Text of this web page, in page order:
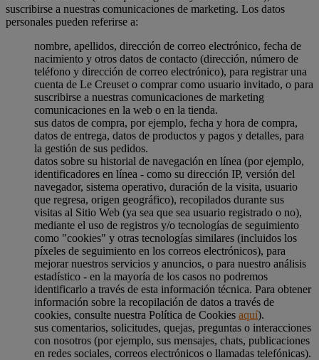
suscribirse a nuestras comunicaciones de marketing. Los datos
personales pueden referirse a:
nombre, apellidos, dirección de correo electrónico, fecha de
nacimiento y otros datos de contacto (dirección, número de
teléfono y dirección de correo electrónico), para registrar una
cuenta de Le Creuset o comprar como usuario invitado, o para
suscribirse a nuestras comunicaciones de marketing
comunicaciones en la web o en la tienda.
sus datos de compra, por ejemplo, fecha y hora de compra,
datos de entrega, datos de productos y pagos y detalles, para
la gestión de sus pedidos.
datos sobre su historial de navegación en línea (por ejemplo,
identificadores en línea - como su dirección IP, versión del
navegador, sistema operativo, duración de la visita, usuario
que regresa, origen geográfico), recopilados durante sus
visitas al Sitio Web (ya sea que sea usuario registrado o no),
mediante el uso de registros y/o tecnologías de seguimiento
como "cookies" y otras tecnologías similares (incluidos los
píxeles de seguimiento en los correos electrónicos), para
mejorar nuestros servicios y anuncios, o para nuestro análisis
estadístico - en la mayoría de los casos no podremos
identificarlo a través de esta información técnica. Para obtener
información sobre la recopilación de datos a través de
cookies, consulte nuestra Política de Cookies aquí).
sus comentarios, solicitudes, quejas, preguntas o interacciones
con nosotros (por ejemplo, sus mensajes, chats, publicaciones
en redes sociales, correos electrónicos o llamadas telefónicas).